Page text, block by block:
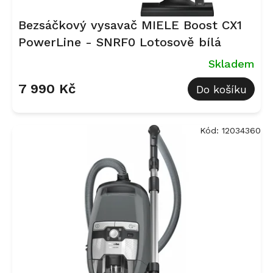
Bezsáčkový vysavač MIELE Boost CX1
PowerLine - SNRF0 Lotosově bílá
Skladem
7 990 Kč Do košíku
Kód: 12034360